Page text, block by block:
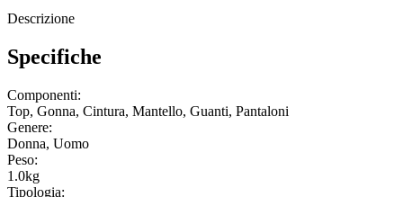
Descrizione
Specifiche
Componenti:
Top, Gonna, Cintura, Mantello, Guanti, Pantaloni
Genere:
Donna, Uomo
Peso:
1.0kg
Tipologia: